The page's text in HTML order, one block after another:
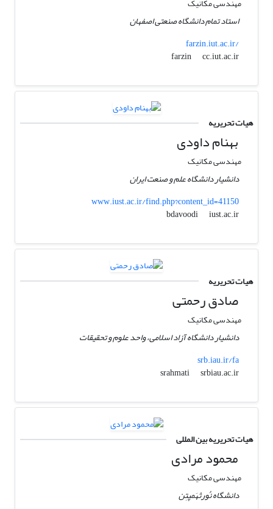
استاد تمام دانشگاه صنعتی اصفهان
farzin.iut.ac.ir/
farzin
cc.iut.ac.ir
هیات تحریریه
بهنام داودی
مهندسی مکانیک
دانشیار دانشگاه علم و صنعت ایران
www.iust.ac.ir/find.php?content_id=41150
bdavoodi
iust.ac.ir
هیات تحریریه
صادق رحمتی
مهندسی مکانیک
دانشیار دانشگاه آزاد اسلامی، واحد علوم و تحقیقات
srb.iau.ir/fa
srahmati
srbiau.ac.ir
هیات تحریریه بین المللی
محمود مرادی
مهندسی مکانیک
دانشگاه نُورثهَمپتِن